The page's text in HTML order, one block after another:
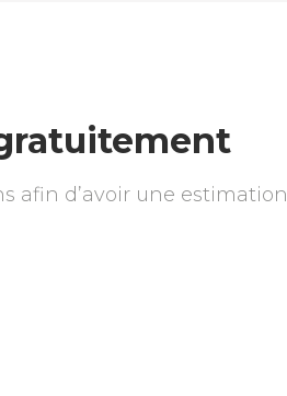
afin d’avoir une estimation